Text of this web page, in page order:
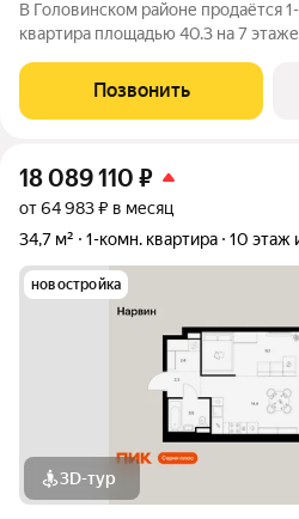
В Головинском районе продаётся
квартира площадью 40.3 на 7
расположение 3 минуты пешком
стадион». 2 минуты на
Позвонить
18 089 110 ₽
от 64 983 ₽ в месяц
34,7 м²
1-комн. квартира 10 этаж
новостройка
3D-тур